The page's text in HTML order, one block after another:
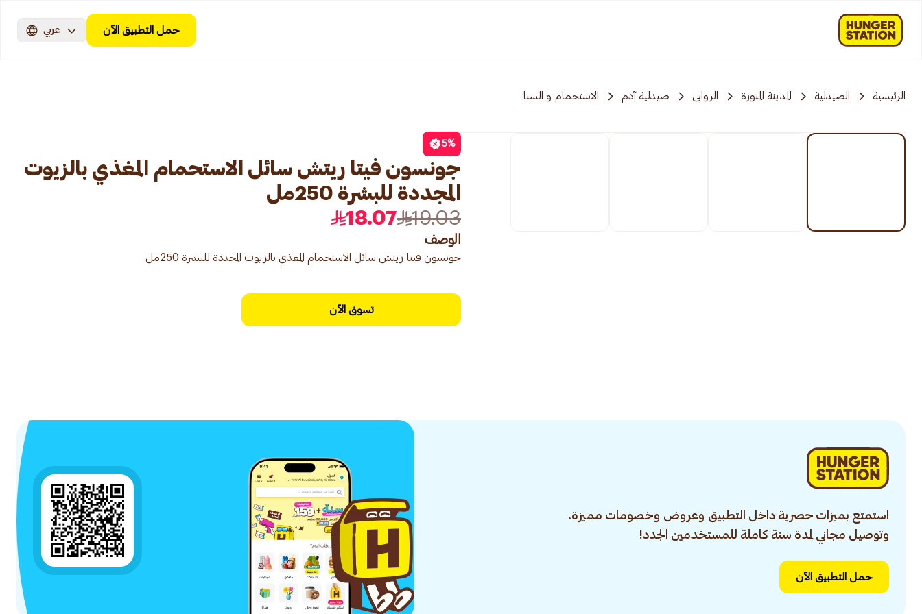
حمل التطبيق الآن عربي
الرئيسية الصيدلية المدينة المنورة الروابی صيدلية آدم الاستحمام و السبا
5%
جونسون فيتا ريتش سائل الاستحمام المغذي بالزيوت
المجددة للبشرة 250مل
19.03
18.07
الوصف
جونسون فيتا ريتش سائل الاستحمام المغذي بالزيوت المجددة للبشرة 250مل
تسوق الآن
استمتع بميزات حصرية داخل التطبيق وعروض وخصومات مميزة.
وتوصيل مجاني لمدة سنة كاملة للمستخدمين الجدد!
حمل التطبيق الآن